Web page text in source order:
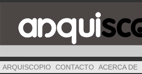
ARQUISCOPIO CONTACTO ACERCA DE